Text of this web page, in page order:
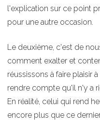
l'explication sur ce point
pour une autre occasion.
Le deuxième, c'est de
comment exalter et
réussissons à faire plaisir
rendre compte qu'il n'y a
En réalité, celui qui rend
encore plus que ce